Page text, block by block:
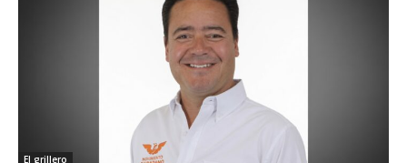
El grillero